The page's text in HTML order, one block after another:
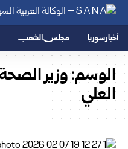
أخبار سوريا مجلس الشعب
الوسم:وزير
العلي